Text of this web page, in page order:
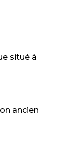
situé à
ancien